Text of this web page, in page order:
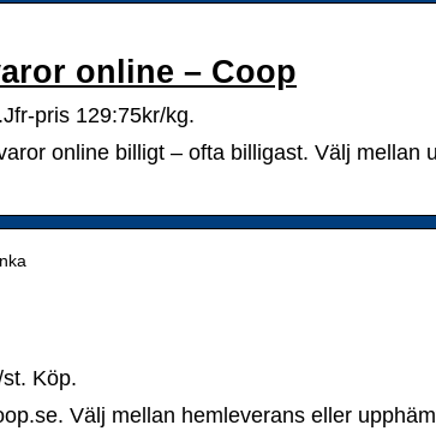
online – Coop
pris 129:75kr/kg.
online billigt – ofta billigast. Välj mellan
Köp.
Välj mellan hemleverans eller